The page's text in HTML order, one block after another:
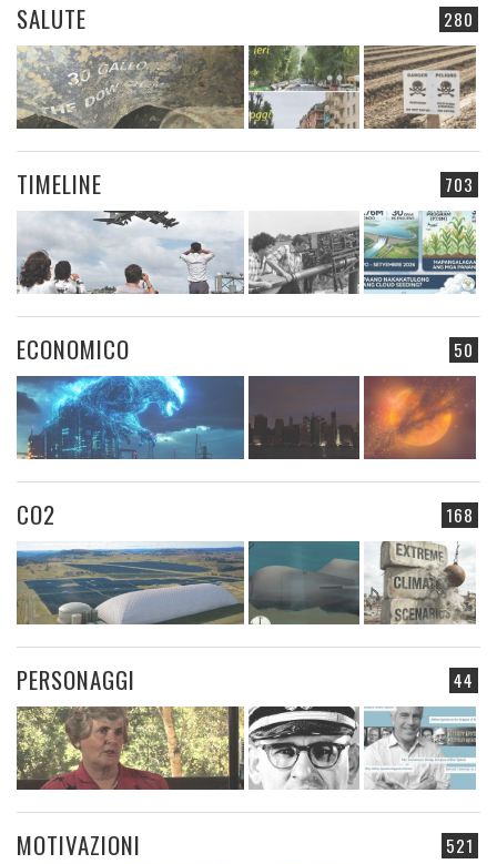
280
SALUTE
703
TIMELINE
50
ECONOMICO
168
CO2
44
PERSONAGGI
521
MOTIVAZIONI